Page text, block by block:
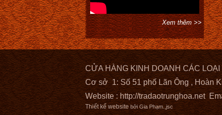
Xem thêm >>
CỬA HÀNG KINH DOANH CÁC
Cơ sở 1: Số 51 phố Lãn Ông , Hoàn
Website :http://tradaotrunghoa.net
Thiết kế website bởi Gia Phạm.,jsc